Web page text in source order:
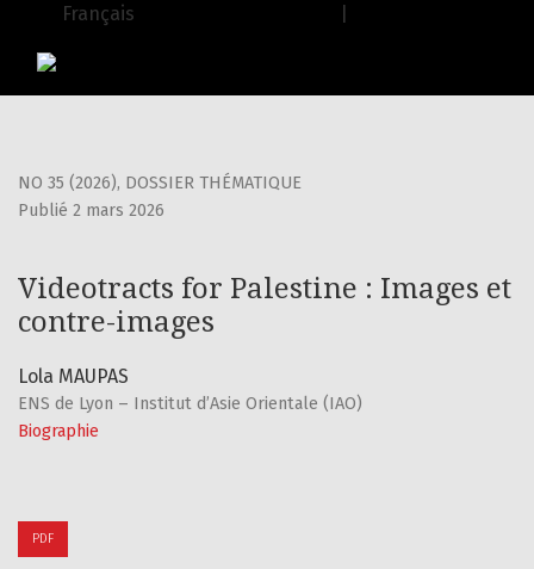
Videotracts for Palestine : Images et contre-images
Français
NO 35 (2026), DOSSIER THÉMATIQUE
Videotracts for Palestine : Images et
contre-images
Publié 2 mars 2026
Lola MAUPAS
ENS de Lyon – Institut d’Asie Orientale (IAO)
Biographie
PDF